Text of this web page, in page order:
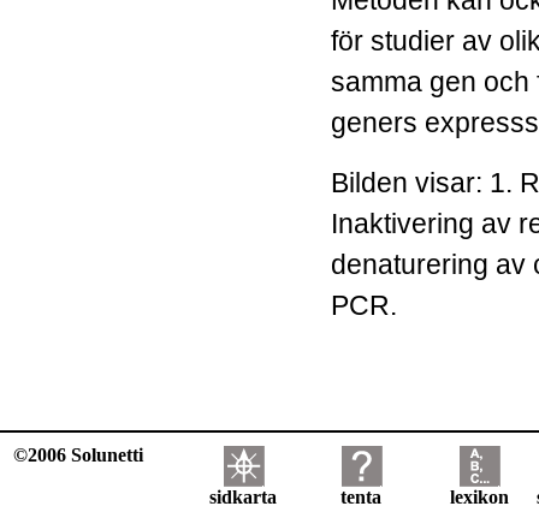
för studier av
samma gen
geners
Bilden visar: 1.
Inaktivering av
denaturering av
PCR.
©2006 Solunetti
sidkarta tenta lexikon